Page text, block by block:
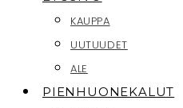
KAUPPA
UUTUUDET
ALE
PIENHUONEKALUT